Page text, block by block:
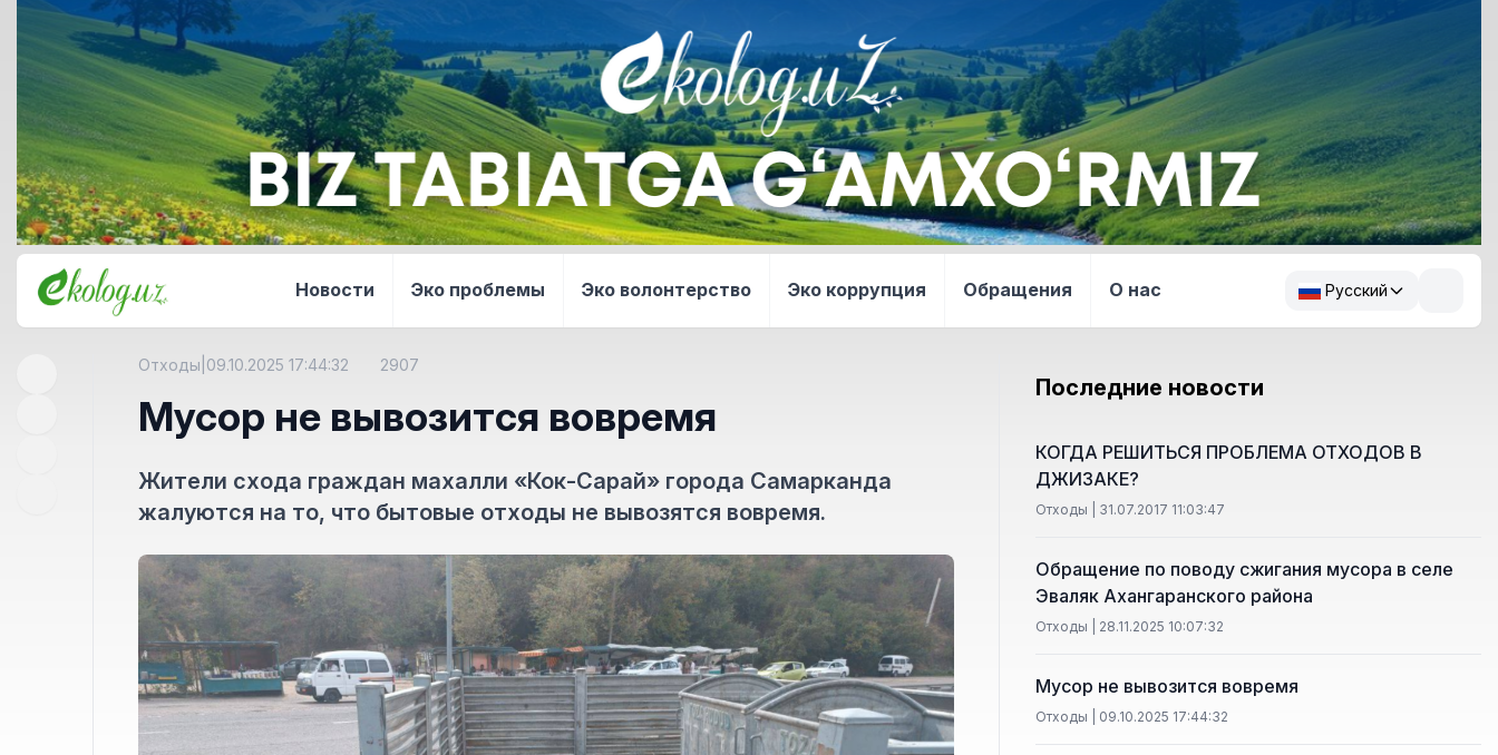
Новости Эко проблемы Эко волонтерство Эко коррупция Обращения О нас Русский
Отходы 09.10.2025 17:44:32 2907
Мусор не вывозится вовремя
Жители схода граждан махалли «Кок-Сарай» города Самарканда
жалуются на то, что бытовые отходы не вывозятся вовремя.
Последние новости
КОГДА РЕШИТЬСЯ ПРОБЛЕМА ОТХОДОВ В
ДЖИЗАКЕ?
Отходы | 31.07.2017 11:03:47
Обращение по поводу сжигания мусора в селе
Эваляк Ахангаранского района
Отходы | 28.11.2025 10:07:32
Мусор не вывозится вовремя
Отходы | 09.10.2025 17:44:32